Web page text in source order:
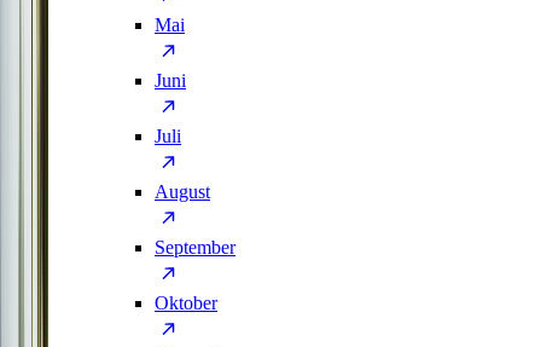
Mai
Juni
Juli
August
September
Oktober